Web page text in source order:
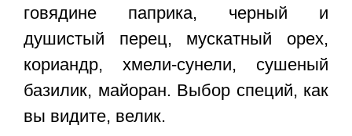
говядине паприка, черный и
душистый перец, мускатный орех,
кориандр, хмели-сунели, сушеный
базилик, майоран. Выбор специй, как
вы видите, велик.